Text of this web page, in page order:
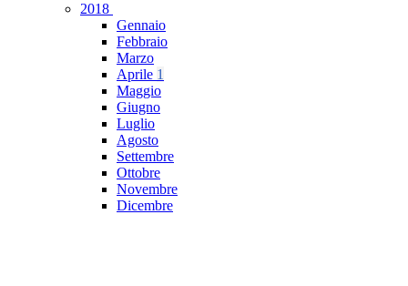
2018
Gennaio
Febbraio
Marzo
Aprile 1
Maggio
Giugno
Luglio
Agosto
Settembre
Ottobre
Novembre
Dicembre